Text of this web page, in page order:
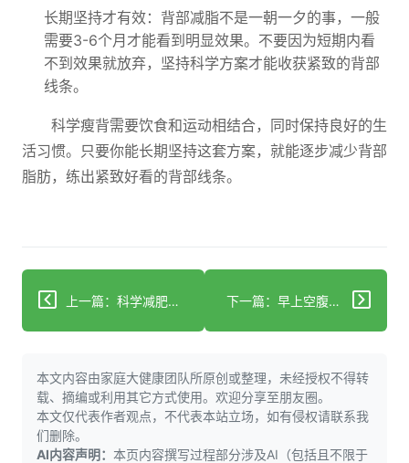
长期坚持才有效：背部减脂不是一朝一夕的事，一般
需要3-6个月才能看到明显效果。不要因为短期内看
不到效果就放弃，坚持科学方案才能收获紧致的背部
线条。
科学瘦背需要饮食和运动相结合，同时保持良好的生
活习惯。只要你能长期坚持这套方案，就能逐步减少背部
脂肪，练出紧致好看的背部线条。
上一篇：科学减肥三关键：吃对动对，轻松瘦不反弹 下一篇：早上空腹吃生花生，真能改善消化不良？
本文内容由家庭大健康团队所原创或整理，未经授权不得转
载、摘编或利用其它方式使用。欢迎分享至朋友圈。
本文仅代表作者观点，不代表本站立场，如有侵权请联系我
们删除。
AI内容声明： 本页内容撰写过程部分涉及AI（包括且不限于